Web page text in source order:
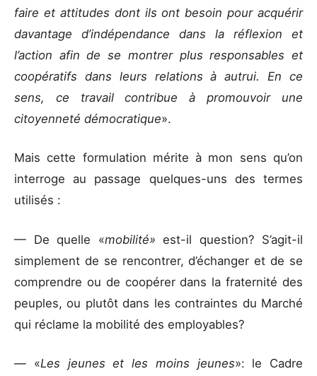
faire et attitudes dont ils ont besoin pour acquérir
davantage d’indépendance dans la réflexion et
l’action afin de se montrer plus responsables et
coopératifs dans leurs relations à autrui. En ce
sens, ce travail contribue à promouvoir une
citoyenneté démocratique».
Mais cette formulation mérite à mon sens qu’on
interroge au passage quelques-uns des termes
utilisés :
— De quelle «mobilité» est-il question? S’agit-il
simplement de se rencontrer, d’échanger et de se
comprendre ou de coopérer dans la fraternité des
peuples, ou plutôt dans les contraintes du Marché
qui réclame la mobilité des employables?
— «Les jeunes et les moins jeunes»: le Cadre